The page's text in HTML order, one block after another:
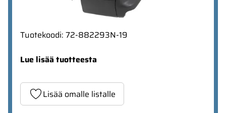
Tuotekoodi: 72-882293N-19
Lue lisää tuotteesta
Lisää omalle listalle